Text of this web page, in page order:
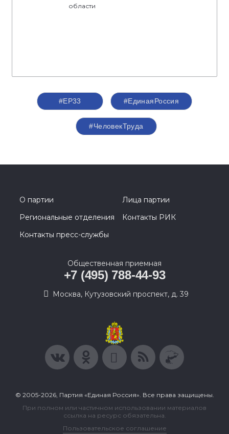
области
#ЕР33 #‎ЕдинаяРоссия
#ЧеловекТруда
О партии
Лица партии
Региональные отделения
Контакты РИК
Контакты пресс-службы
Общественная приемная
+7 (495) 788-44-93
Москва, Кутузовский проспект, д. 39
© 2005-2026, Партия «Единая Россия». Все права защищены.
При полном или частичном использовании материалов
ссылка на ресурс обязательна.
Пользовательское соглашение